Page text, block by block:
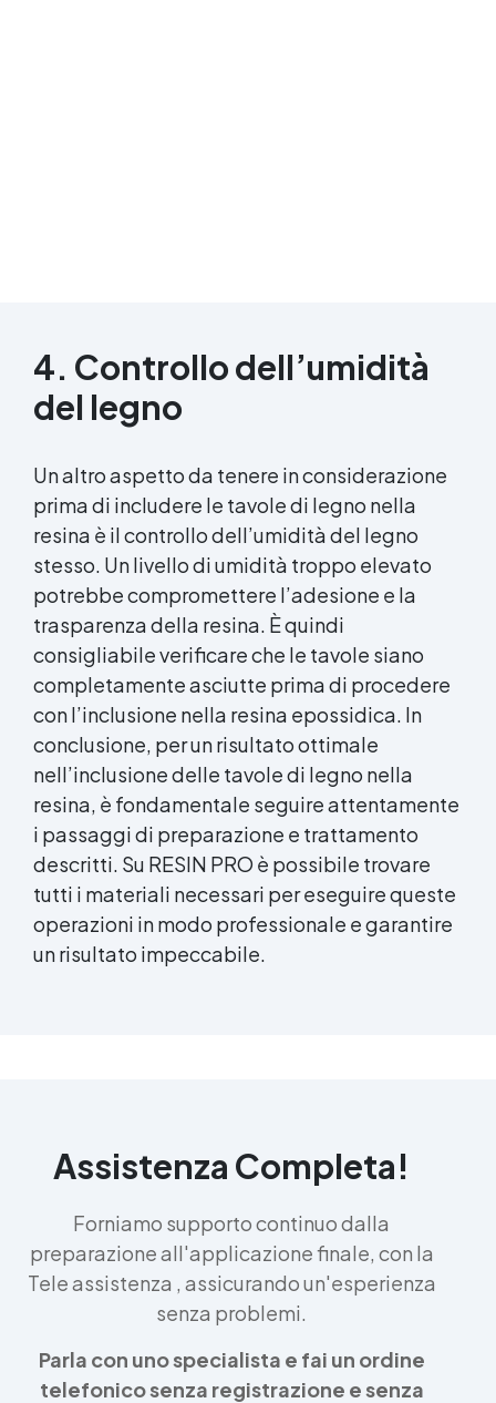
4. Controllo dell’umidità
del legno
Un altro aspetto da tenere in considerazione
prima di includere le tavole di legno nella
resina è il controllo dell’umidità del legno
stesso. Un livello di umidità troppo elevato
potrebbe compromettere l’adesione e la
trasparenza della resina. È quindi
consigliabile verificare che le tavole siano
completamente asciutte prima di procedere
con l’inclusione nella resina epossidica. In
conclusione, per un risultato ottimale
nell’inclusione delle tavole di legno nella
resina, è fondamentale seguire attentamente
i passaggi di preparazione e trattamento
descritti. Su RESIN PRO è possibile trovare
tutti i materiali necessari per eseguire queste
operazioni in modo professionale e garantire
un risultato impeccabile.
Assistenza Completa!
Forniamo supporto continuo dalla
preparazione all'applicazione finale, con la
Tele assistenza , assicurando un'esperienza
senza problemi.
Parla con uno specialista e fai un ordine
telefonico senza registrazione e senza